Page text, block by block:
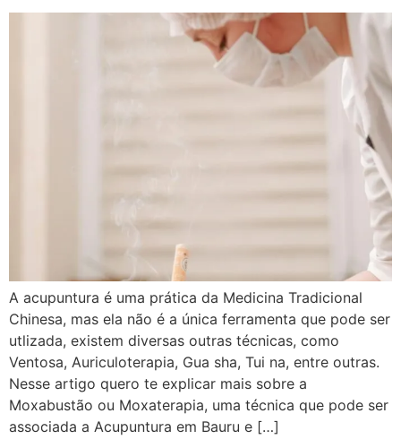
A acupuntura é uma prática da Medicina Tradicional
Chinesa, mas ela não é a única ferramenta que pode ser
utlizada, existem diversas outras técnicas, como
Ventosa, Auriculoterapia, Gua sha, Tui na, entre outras.
Nesse artigo quero te explicar mais sobre a
Moxabustão ou Moxaterapia, uma técnica que pode ser
associada a Acupuntura em Bauru e […]